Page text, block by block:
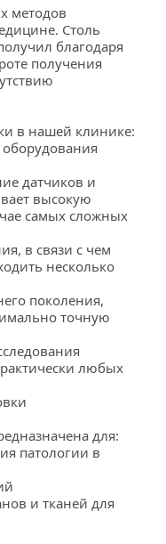
методов
Столь
благодаря
получения
в нашей клинике:
датчиков и
высокую
самых сложных
в связи с чем
несколько
поколения,
точную
любых
для:
патологии в
и тканей для